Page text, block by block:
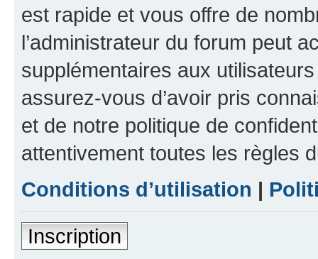
est rapide et vous offre de
l’administrateur du forum peut
supplémentaires aux
assurez-vous d’avoir pris
et de notre politique de
attentivement toutes les règles
Conditions d’utilisation |
Inscription